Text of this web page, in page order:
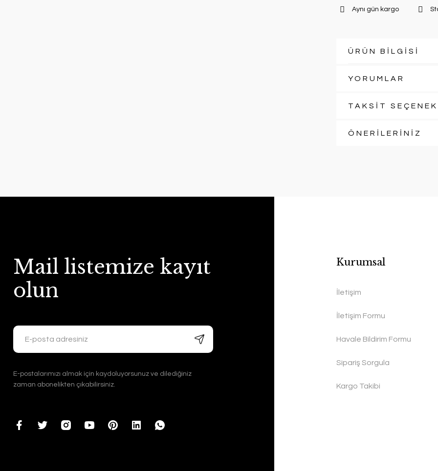
Aynı gün kargo
ÜRÜN BİLGİSİ
YORUMLAR
TAKSİT
ÖNERİLERİNİZ
Mail listemize kayıt
olun
E-postalarımızı almak için kaydoluyorsunuz ve dilediğiniz
zaman abonelikten çıkabilirsiniz.
Kurumsal
İletişim
İletişim Formu
Havale Bildirim Formu
Sipariş Sorgula
Kargo Takibi